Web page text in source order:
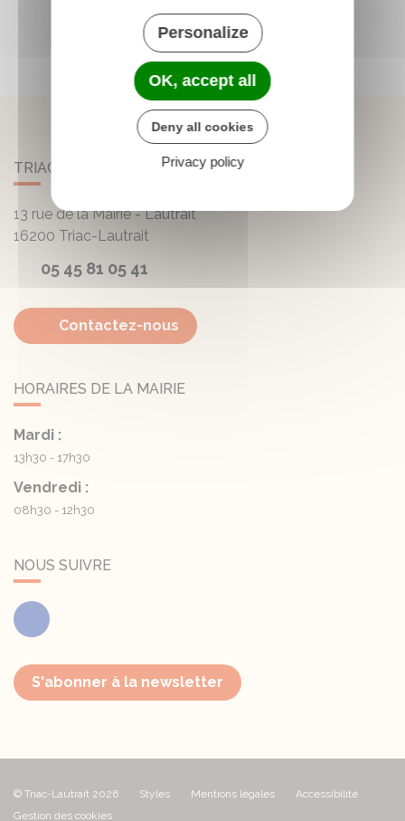
TRIAC-LAUTRAIT
13 rue de la Mairie - Lautrait
16200 Triac-Lautrait
05 45 81 05 41
Contactez-nous
HORAIRES DE LA MAIRIE
Mardi :
13h30 - 17h30
Vendredi :
08h30 - 12h30
NOUS SUIVRE
Facebook
S'abonner à la newsletter
© Triac-Lautrait 2026 Styles Mentions légales
Accessibilité
Gestion des cookies
Personalize
OK, accept all
Deny all cookies
Privacy policy